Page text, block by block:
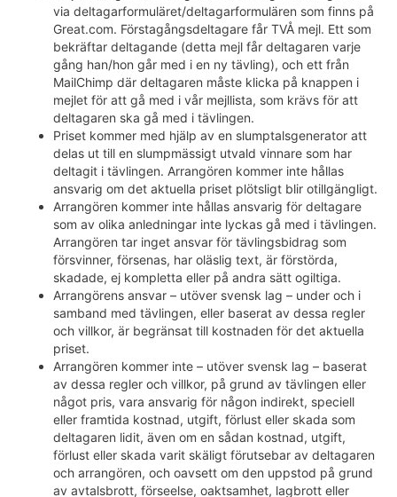
via deltagarformuläret/deltagarformulären som finns på
Great.com. Förstagångsdeltagare får TVÅ mejl. Ett som
bekräftar deltagande (detta mejl får deltagaren varje
gång han/hon går med i en ny tävling), och ett från
MailChimp där deltagaren måste klicka på knappen i
mejlet för att gå med i vår mejllista, som krävs för att
deltagaren ska gå med i tävlingen.
Priset kommer med hjälp av en slumptalsgenerator att
delas ut till en slumpmässigt utvald vinnare som har
deltagit i tävlingen. Arrangören kommer inte hållas
ansvarig om det aktuella priset plötsligt blir otillgängligt.
Arrangören kommer inte hållas ansvarig för deltagare
som av olika anledningar inte lyckas gå med i tävlingen.
Arrangören tar inget ansvar för tävlingsbidrag som
försvinner, försenas, har oläslig text, är förstörda,
skadade, ej kompletta eller på andra sätt ogiltiga.
Arrangörens ansvar – utöver svensk lag – under och i
samband med tävlingen, eller baserat av dessa regler
och villkor, är begränsat till kostnaden för det aktuella
priset.
Arrangören kommer inte – utöver svensk lag – baserat
av dessa regler och villkor, på grund av tävlingen eller
något pris, vara ansvarig för någon indirekt, speciell
eller framtida kostnad, utgift, förlust eller skada som
deltagaren lidit, även om en sådan kostnad, utgift,
förlust eller skada varit skäligt förutsebar av deltagaren
och arrangören, och oavsett om den uppstod på grund
av avtalsbrott, förseelse, oaktsamhet, lagbrott eller